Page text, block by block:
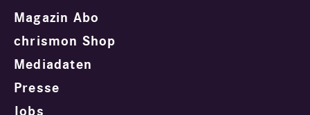
Magazin Abo
chrismon Shop
Mediadaten
Presse
Jobs